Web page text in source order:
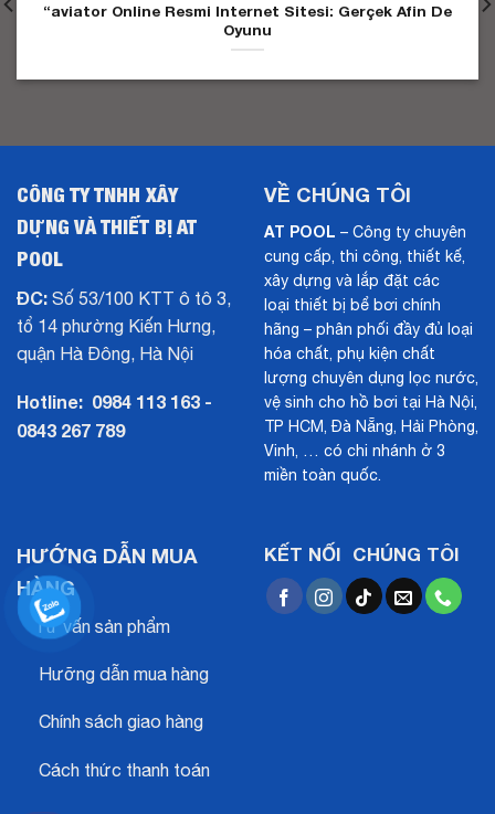
“aviator Online Resmi Internet Sitesi: Gerçek Afin De
Oyunu
CÔNG TY TNHH XÂY
DỰNG VÀ THIẾT BỊ AT
POOL
ĐC: Số 53/100 KTT ô tô 3,
tổ 14 phường Kiến Hưng,
quận Hà Đông, Hà Nội
Hotline: 0984 113 163 -
0843 267 789
VỀ CHÚNG TÔI
AT POOL – Công ty chuyên
cung cấp, thi công, thiết kế,
xây dựng và lắp đặt các
loại thiết bị bể bơi chính
hãng – phân phối đầy đủ loại
hóa chất, phụ kiện chất
lượng chuyên dụng lọc nước,
vệ sinh cho hồ bơi tại Hà Nội,
TP HCM, Đà Nẵng, Hải Phòng,
Vinh, … có chi nhánh ở 3
miền toàn quốc.
HƯỚNG DẪN MUA
HÀNG
Tư vấn sản phẩm
Hưỡng dẫn mua hàng
Chính sách giao hàng
Cách thức thanh toán
KẾT NỐI CHÚNG TÔI